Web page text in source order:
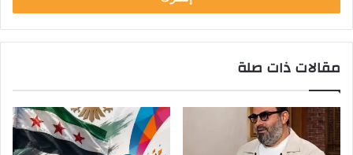
مقالات ذات صلة